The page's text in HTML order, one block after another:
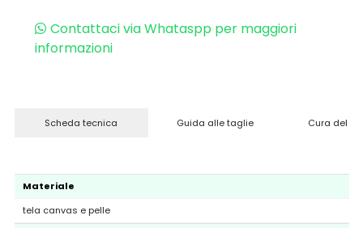
Contattaci via Whataspp per maggiori
informazioni
Scheda tecnica Guida alle taglie Cura del
Materiale
tela canvas e pelle